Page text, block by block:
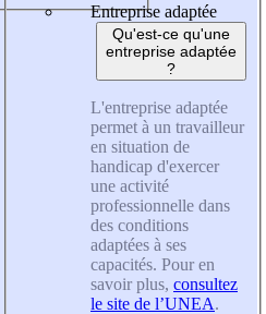
Entreprise adaptée
Qu'est-ce qu'une
entreprise adaptée
?
L'entreprise adaptée
permet à un travailleur
en situation de
handicap d'exercer
une activité
professionnelle dans
des conditions
adaptées à ses
capacités. Pour en
savoir plus, consultez
le site de l’UNEA.